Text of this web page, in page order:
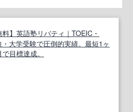
料】英語塾リバティ｜TOEIC・
大学受験で圧倒的実績。最短1ヶ
目標達成。